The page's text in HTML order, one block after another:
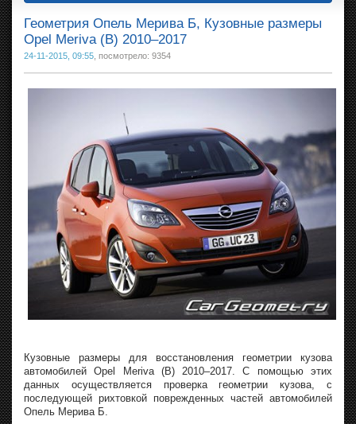
Геометрия Опель Мерива Б, Кузовные размеры
Opel Meriva (B) 2010–2017
24-11-2015, 09:55 , посмотрело: 9354
Кузовные размеры для восстановления геометрии кузова
автомобилей Opel Meriva (B) 2010–2017. С помощью этих
данных осуществляется проверка геометрии кузова, с
последующей рихтовкой поврежденных частей автомобилей
Опель Мерива Б.